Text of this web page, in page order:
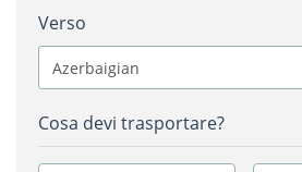
Verso
Azerbaigian
Cosa devi trasportare?